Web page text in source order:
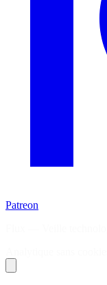
Patreon